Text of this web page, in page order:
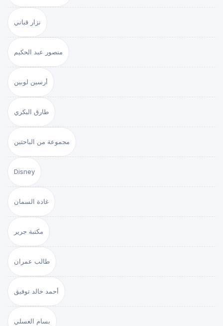
نزار قباني
منصور عبد الحكيم
أرسين لوبين
طارق البكري
مجموعة من الباحثين
Disney
غادة السمان
مكتبة جرير
طالب عمران
أحمد خالد توفيق
بسام العسلي